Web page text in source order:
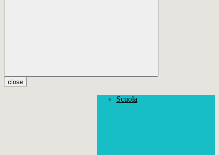
close
Scuola